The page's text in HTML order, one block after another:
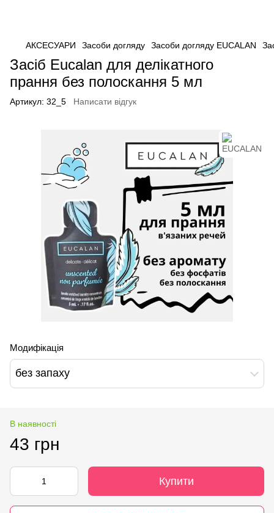
АКСЕСУАРИ Засоби догляду Засоби догляду EUCALAN
Засіб Eucalan для делікатного
прання без полоскання 5 мл
Артикул: 32_5 Написати відгук
Модифікація
без запаху
В наявності
43 грн
Купити